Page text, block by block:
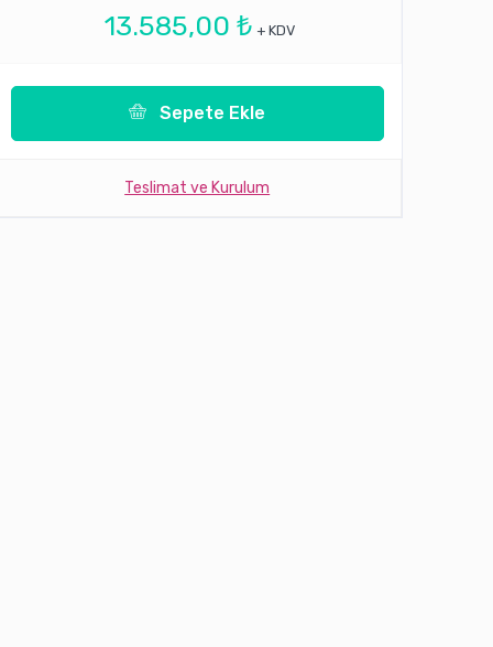
13.585,00 ₺ + KDV
Sepete Ekle
Teslimat ve Kurulum